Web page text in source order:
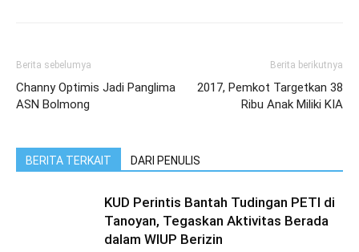
Berita sebelumya
Channy Optimis Jadi Panglima
ASN Bolmong
Berita berikutnya
2017, Pemkot Targetkan 38
Ribu Anak Miliki KIA
BERITA TERKAIT DARI PENULIS
KUD Perintis Bantah Tudingan PETI di
Tanoyan, Tegaskan Aktivitas Berada
dalam WIUP Berizin